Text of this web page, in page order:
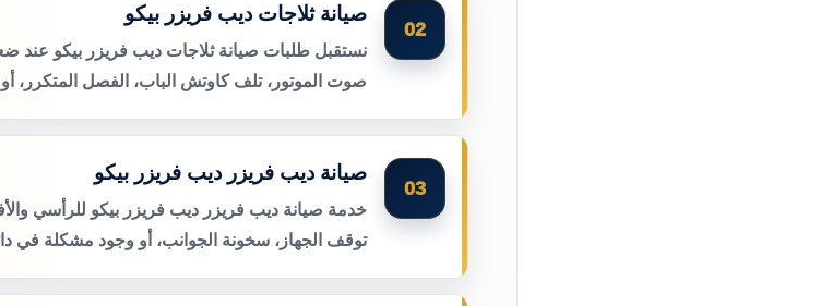
02
صيانة ثلاجات ديب فريزر بيكو
نستقبل طلبات صيانة ثلاجات ديب فريزر بيكو عند
صوت الموتور، تلف كاوتش الباب، الفصل المتكرر،
03
صيانة ديب فريزر ديب فريزر بيكو
خدمة صيانة ديب فريزر ديب فريزر بيكو للرأسي
توقف الجهاز، سخونة الجوانب، أو وجود مشكلة في